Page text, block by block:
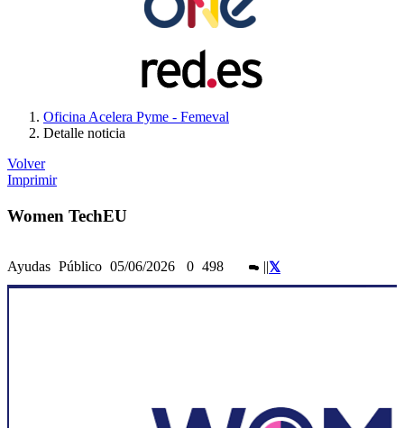
Oficina Acelera Pyme - Femeval
Detalle noticia
Volver
Imprimir
Women TechEU
Ayudas Público 05/06/2026 0 498 ||